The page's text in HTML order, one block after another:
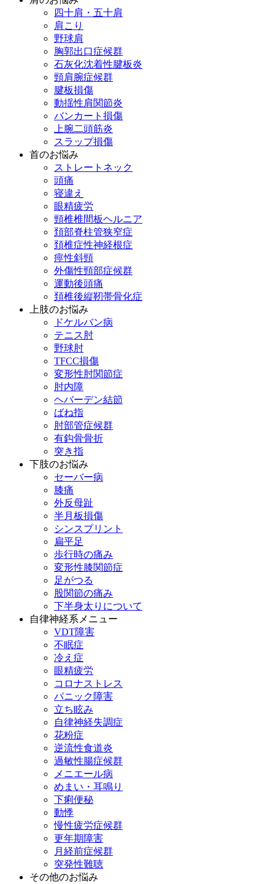
四十肩・五十肩
肩こり
野球肩
胸郭出口症候群
石灰化沈着性腱板炎
頸肩腕症候群
腱板損傷
動揺性肩関節炎
バンカート損傷
上腕二頭筋炎
スラップ損傷
首のお悩み
ストレートネック
頭痛
寝違え
眼精疲労
頸椎椎間板ヘルニア
頚部脊柱管狭窄症
頚椎症性神経根症
痙性斜頸
外傷性頸部症候群
運動後頭痛
頚椎後縦靭帯骨化症
上肢のお悩み
ドケルバン病
テニス肘
野球肘
TFCC損傷
変形性肘関節症
肘内障
ヘバーデン結節
ばね指
肘部管症候群
有鈎骨骨折
突き指
下肢のお悩み
セーバー病
膝痛
外反母趾
半月板損傷
シンスプリント
扁平足
歩行時の痛み
変形性膝関節症
足がつる
股関節の痛み
下半身太りについて
自律神経系メニュー
VDT障害
不眠症
冷え症
眼精疲労
コロナストレス
パニック障害
立ち眩み
自律神経失調症
花粉症
逆流性食道炎
過敏性腸症候群
メニエール病
めまい・耳鳴り
下痢便秘
動悸
慢性疲労症候群
更年期障害
月経前症候群
突発性難聴
その他のお悩み